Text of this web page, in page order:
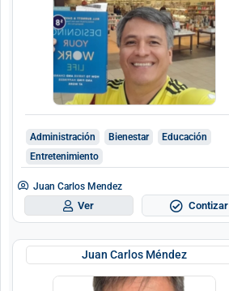
Administración Bienestar
Educación
Entretenimiento
Juan Carlos Mendez
Ver Contizar
Juan Carlos Méndez